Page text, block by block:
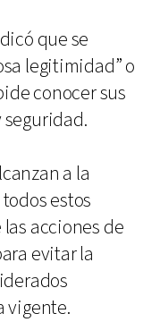
que se
legitimidad” o
conocer sus
a la
estos
acciones de
evitar la
vigente.